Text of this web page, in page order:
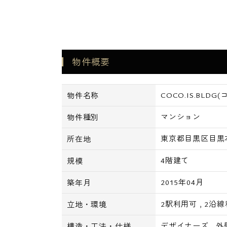
物件概要
物件名称 COCO.IS.BLDG(
物件種別 マンション
所在地 東京都目黒区目
規模 4階建て
築年月 2015年04月
立地・環境 2駅利用可 , 2沿線